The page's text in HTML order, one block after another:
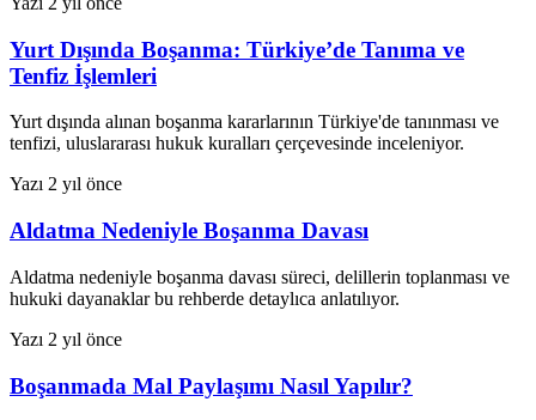
Yurt Dışında Boşanma: Türkiye’de Tanıma ve
Tenfiz İşlemleri
Yurt dışında alınan boşanma kararlarının Türkiye'de tanınması ve
tenfizi, uluslararası hukuk kuralları çerçevesinde inceleniyor.
Yazı 2 yıl önce
Aldatma Nedeniyle Boşanma Davası
Aldatma nedeniyle boşanma davası süreci, delillerin toplanması ve
hukuki dayanaklar bu rehberde detaylıca anlatılıyor.
Yazı 2 yıl önce
Boşanmada Mal Paylaşımı Nasıl Yapılır?